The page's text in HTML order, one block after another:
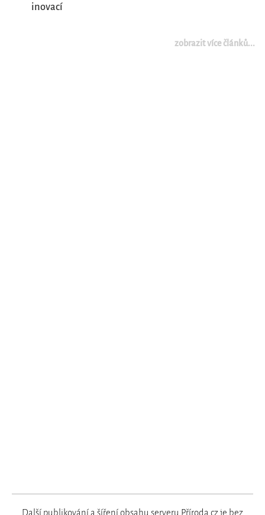
inovací
zobrazit více článků...
Další publikování a šíření obsahu serveru Příroda.cz je bez